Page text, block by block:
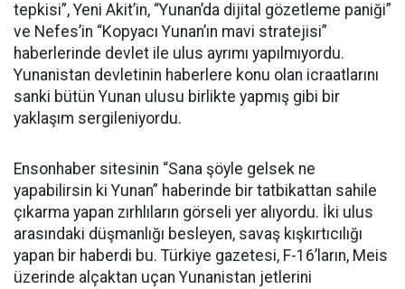
tepkisi”, Yeni Akit’in, “Yunan’da dijital gözetleme paniği”
ve Nefes’in “Kopyacı Yunan’ın mavi stratejisi”
haberlerinde devlet ile ulus ayrımı yapılmıyordu.
Yunanistan devletinin haberlere konu olan icraatlarını
sanki bütün Yunan ulusu birlikte yapmış gibi bir
yaklaşım sergileniyordu.
Ensonhaber sitesinin “Sana şöyle gelsek ne
yapabilirsin ki Yunan” haberinde bir tatbikattan sahile
çıkarma yapan zırhlıların görseli yer alıyordu. İki ulus
arasındaki düşmanlığı besleyen, savaş kışkırtıcılığı
yapan bir haberdi bu. Türkiye gazetesi, F-16’ların, Meis
üzerinde alçaktan uçan Yunanistan jetlerini